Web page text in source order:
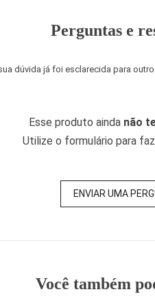
Perguntas e
dúvida já foi esclarecida para
Esse produto ainda não
Utilize o formulário para
ENVIAR UMA
Você também